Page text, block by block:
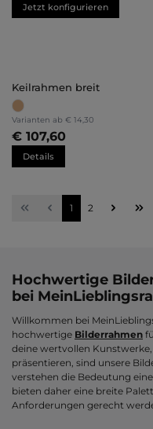
Jetzt konfigurieren
Keilrahmen breit
Varianten ab € 14,30
€ 107,60
Details
Seite
1 Seite
2
Hochwertige
bei
Willkommen bei
hochwertige Bilderrahmen
deine wertvollen
präsentieren, sind unsere
verstehen die Bedeutung
bieten daher eine breite
Anforderungen gerecht